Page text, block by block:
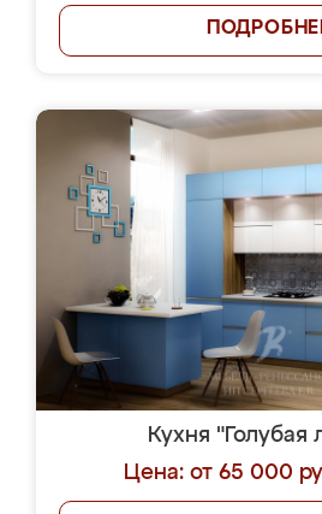
Кухня "Голубая
Цена: от 65 000